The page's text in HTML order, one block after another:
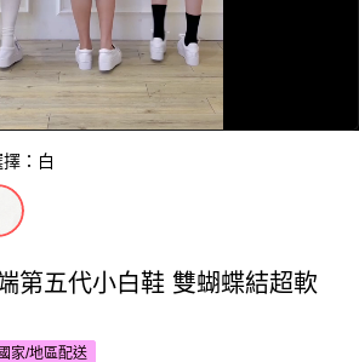
：白
第五代小白鞋 雙蝴蝶結超軟
家/地區配送